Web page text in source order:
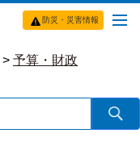
防災・災害情報
> 予算・財政